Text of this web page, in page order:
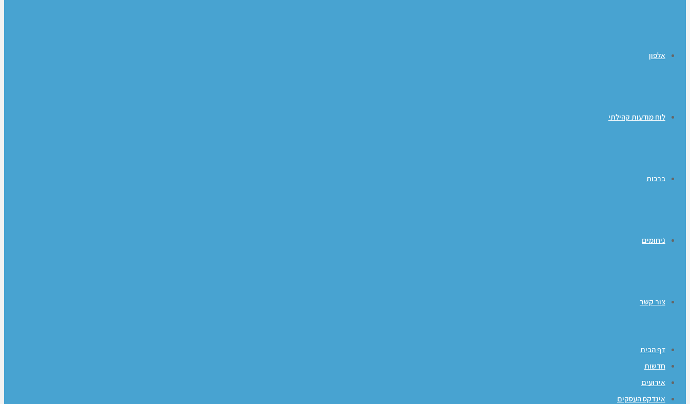
אלפון
לוח מודעות קהילתי
ברכות
ניחומים
צור קשר
דף הבית
חדשות
אירועים
אינדקס העסקים